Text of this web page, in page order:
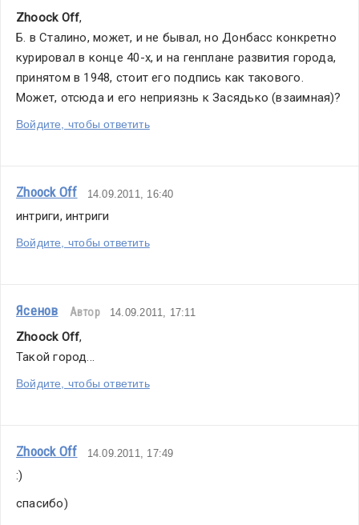
Zhoock Off,
Б. в Сталино, может, и не бывал, но Донбасс конкретно
курировал в конце 40-х, и на генплане развития города,
принятом в 1948, стоит его подпись как такового.
Может, отсюда и его неприязнь к Засядько (взаимная)?
Войдите, чтобы ответить
Zhoock Off 14.09.2011, 16:40
интриги, интриги
Войдите, чтобы ответить
Ясенов Автор 14.09.2011, 17:11
Zhoock Off,
Такой город...
Войдите, чтобы ответить
Zhoock Off 14.09.2011, 17:49
:)
спасибо)